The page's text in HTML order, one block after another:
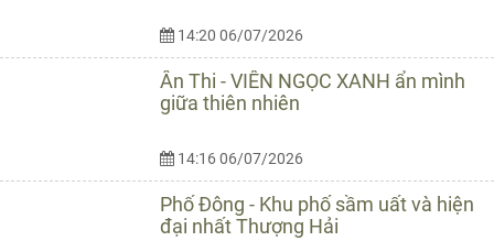
14:20 06/07/2026
Ân Thi - VIÊN NGỌC XANH ẩn mình
giữa thiên nhiên
14:16 06/07/2026
Phố Đông - Khu phố sầm uất và hiện
đại nhất Thượng Hải